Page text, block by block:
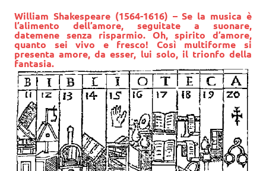
William Shakespeare(1564-1616) – Se la musica è
l’alimento dell’amore, seguitate a suonare,
datemene senza risparmio. Oh, spirito d’amore,
quanto sei vivo e fresco! Così multiforme si
presenta amore, da esser, lui solo, il trionfo della
fantasia.